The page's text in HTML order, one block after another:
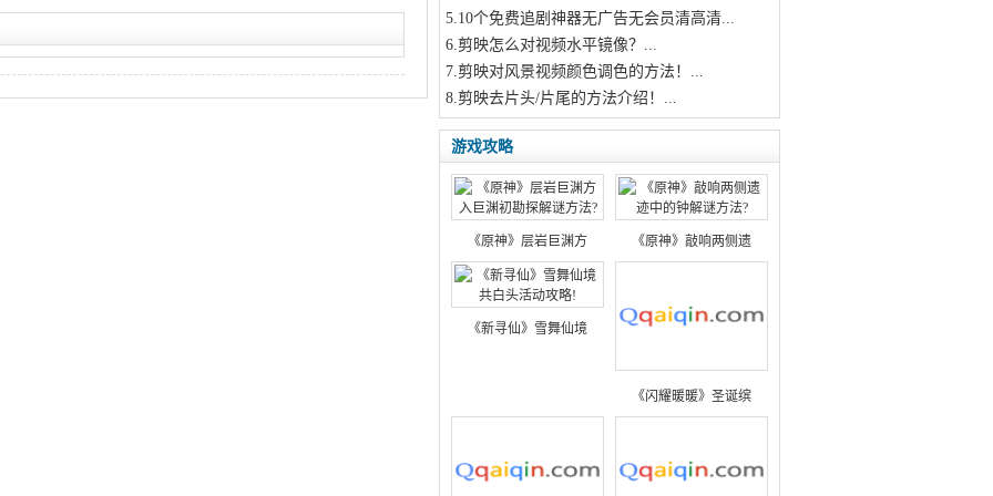
5.10个免费追剧神器无广告无会员清高清...
6.剪映怎么对视频水平镜像？...
7.剪映对风景视频颜色调色的方法！...
8.剪映去片头/片尾的方法介绍！...
游戏攻略
《原神》层岩巨渊方 《原神》敲响两侧遗
《新寻仙》雪舞仙境
《闪耀暖暖》圣诞缤